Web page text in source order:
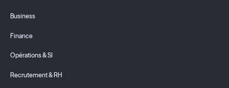
Business
Finance
Opérations & SI
Recrutement & RH